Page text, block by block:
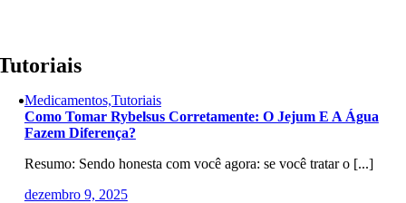
Medicamentos,Tutoriais
Como Tomar Rybelsus Corretamente: O Jejum E A Água
Fazem Diferença?
Resumo: Sendo honesta com você agora: se você tratar o [...]
dezembro 9, 2025